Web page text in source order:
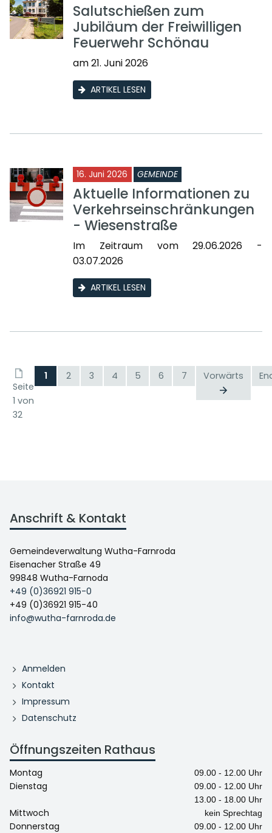
Salutschießen zum
Jubiläum der Freiwilligen
Feuerwehr Schönau
am 21. Juni 2026
ARTIKEL LESEN
16. Juni 2026 GEMEINDE
Aktuelle Informationen zu
Verkehrseinschränkungen
- Wiesenstraße
Im Zeitraum vom 29.06.2026 -
03.07.2026
ARTIKEL LESEN
Seite
1 von
32
1 2 3 4 5 6 7 Vorwärts
Anschrift & Kontakt
Gemeindeverwaltung Wutha-Farnroda
Eisenacher Straße 49
99848 Wutha-Farnoda
+49 (0)36921 915-0
+49 (0)36921 915-40
info@wutha-farnroda.de
Anmelden
Kontakt
Impressum
Datenschutz
Öffnungszeiten Rathaus
Montag 09.00 - 12.00 Uhr
Dienstag
09.00 - 12.00 Uhr
13.00 - 18.00 Uhr
Mittwoch kein Sprechtag
Donnerstag
09.00 - 12.00 Uhr